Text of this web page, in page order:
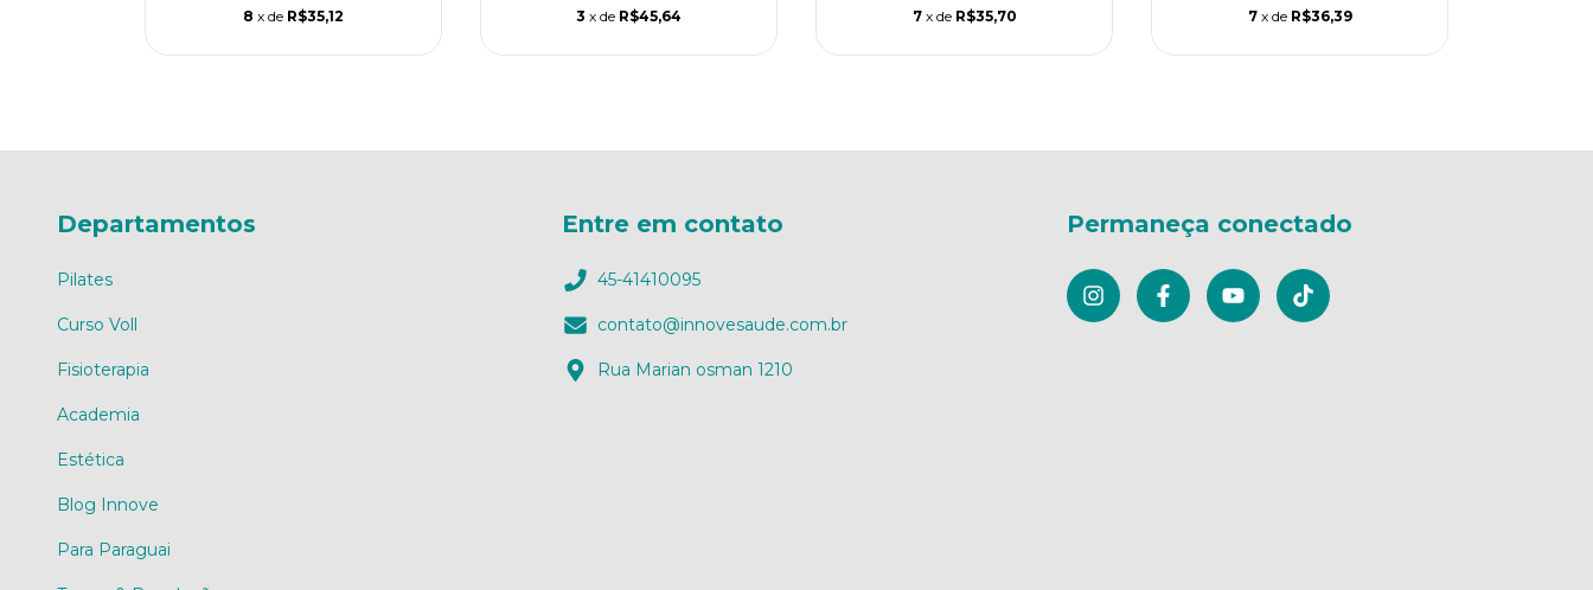
8 x de R$35,12 3 x de R$45,64 7 x de R$35,70 7 x de R$36,39
Departamentos
Pilates
Curso Voll
Fisioterapia
Academia
Estética
Blog Innove
Para Paraguai
Entre em contato
45-41410095
contato@innovesaude.com.br
Rua Marian osman 1210
Permaneça conectado